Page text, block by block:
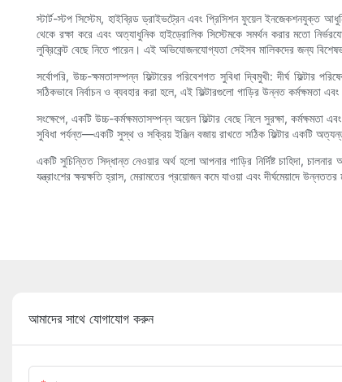
স্টার্ট-স্টপ সিস্টেম, হাইব্রিড ড্রাইভট্রেন এবং প্রিসিশন ফুয়েল ইনজেকশনযুক্ত
থেকে রক্ষা করে এবং অত্যাধুনিক হাইড্রোলিক সিস্টেমকে সমর্থন করার মতো
লুব্রিকেন্ট বেছে নিতে পারেন। এই অভিযোজনযোগ্যতা সেইসব মালিকদের জন্য
সর্বোপরি, উচ্চ-ক্ষমতাসম্পন্ন ফিল্টারের পরিবেশগত সুবিধা দ্বিমুখী: দীর্ঘ ফিল্টার
সঠিকভাবে নির্বাচন ও ব্যবহার করা হলে, এই ফিল্টারগুলো গাড়ির উন্নত
সংক্ষেপে, একটি উচ্চ-কর্মক্ষমতাসম্পন্ন অয়েল ফিল্টার বেছে নিলে সুরক্ষা,
সুবিধা পর্যন্ত—একটি সুস্থ ও সক্রিয় ইঞ্জিন বজায় রাখতে সঠিক ফিল্টার একটি
একটি সুচিন্তিত সিদ্ধান্ত নেওয়ার অর্থ হলো আপনার গাড়ির নির্দিষ্ট চাহিদা,
যন্ত্রাংশের ক্ষয়ক্ষতি হ্রাস, মেরামতের প্রয়োজন কমে যাওয়া এবং দীর্ঘমেয়াদে
আমাদের সাথে যোগাযোগ করুন